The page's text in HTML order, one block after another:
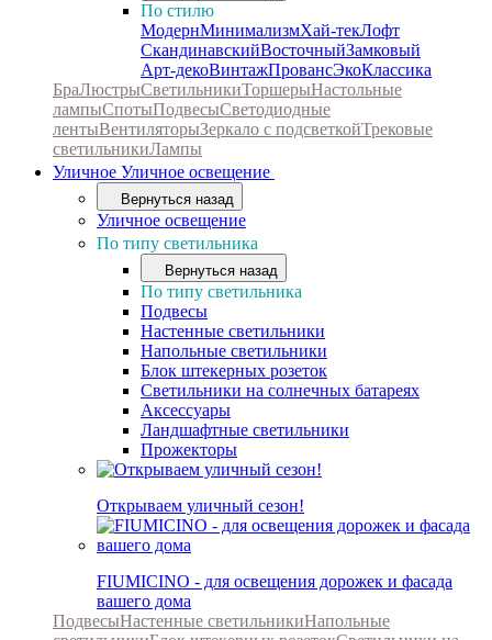
По стилю
МодернМинимализмХай-текЛофт
СкандинавскийВосточныйЗамковый
Арт-декоВинтажПровансЭкоКлассика
БраЛюстрыСветильникиТоршерыНастольные
лампыСпотыПодвесыСветодиодные
лентыВентиляторыЗеркало с подсветкойТрековые
светильникиЛампы
Уличное Уличное освещение
Вернуться назад
Уличное освещение
По типу светильника
Вернуться назад
По типу светильника
Подвесы
Настенные светильники
Напольные светильники
Блок штекерных розеток
Светильники на солнечных батареях
Аксессуары
Ландшафтные светильники
Прожекторы
Открываем уличный сезон!
FIUMICINO - для освещения дорожек и фасада
вашего дома
ПодвесыНастенные светильникиНапольные